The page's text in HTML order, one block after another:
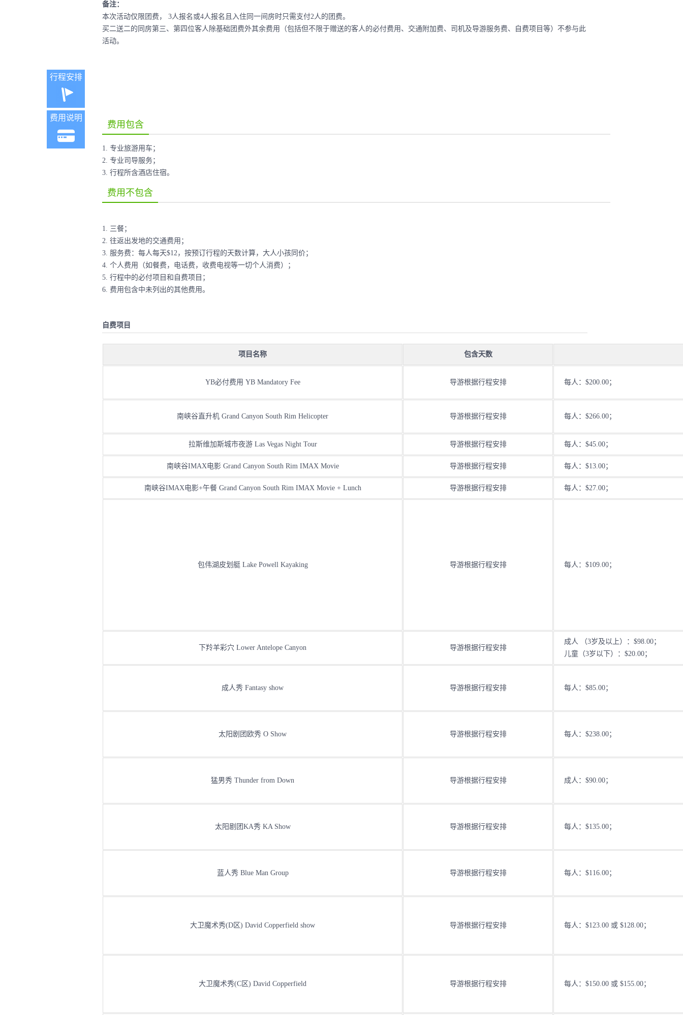
备注：
本次活动仅限团费， 3人报名或4人报名且入住同一间房时只需支付2人的团费。
买二送二的同房第三、第四位客人除基础团费外其余费用（包括但不限于赠送的客人的必付费用、交通附加费、司机及导游服务费、自费项目等）不参与此
活动。
行程安排
费用说明
费用包含
1. 专业旅游用车；
2. 专业司导服务；
3. 行程所含酒店住宿。
费用不包含
1. 三餐；
2. 往返出发地的交通费用；
3. 服务费：每人每天$12，按预订行程的天数计算，大人小孩同价；
4. 个人费用（如餐费，电话费，收费电视等一切个人消费）；
5. 行程中的必付项目和自费项目；
6. 费用包含中未列出的其他费用。
自费项目
项目名称 包含天数
YB必付费用 YB Mandatory Fee 导游根据行程安排 每人：$200.00；
南峡谷直升机 Grand Canyon South Rim Helicopter 导游根据行程安排 每人：$266.00；
拉斯维加斯城市夜游 Las Vegas Night Tour 导游根据行程安排 每人：$45.00；
南峡谷IMAX电影 Grand Canyon South Rim IMAX Movie 导游根据行程安排 每人：$13.00；
南峡谷IMAX电影+午餐 Grand Canyon South Rim IMAX Movie + Lunch 导游根据行程安排 每人：$27.00；
包伟湖皮划艇 Lake Powell Kayaking 导游根据行程安排 每人：$109.00；
下羚羊彩穴 Lower Antelope Canyon 导游根据行程安排
成人 （3岁及以上）：$98.00；
儿童（3岁以下）：$20.00；
成人秀 Fantasy show 导游根据行程安排 每人：$85.00；
太阳剧团欧秀 O Show 导游根据行程安排 每人：$238.00；
猛男秀 Thunder from Down 导游根据行程安排 成人：$90.00；
太阳剧团KA秀 KA Show 导游根据行程安排 每人：$135.00；
蓝人秀 Blue Man Group 导游根据行程安排 每人：$116.00；
大卫魔术秀(D区) David Copperfield show 导游根据行程安排 每人：$123.00 或 $128.00；
大卫魔术秀(C区) David Copperfield 导游根据行程安排 每人：$150.00 或 $155.00；